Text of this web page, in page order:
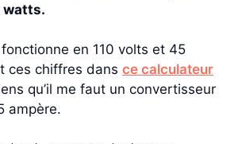
watts.
en 110 volts et 45
ces chiffres dans ce calculateur
qu’il me faut un convertisseur
ampère.